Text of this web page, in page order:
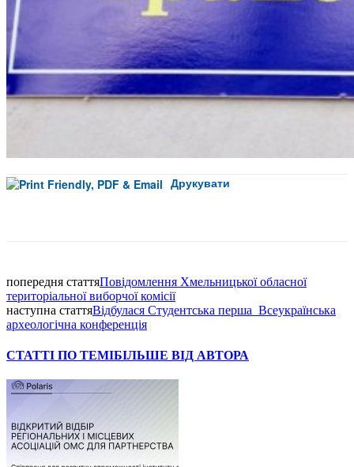
Друкувати
попередня статтяПовідомлення Хмельницької обласної
територіальної виборчої комісії
наступна статтяВідбулася Студентська перша Всеукраїнська
археологічна конференція
СТАТТІ ПО ТЕМІБІЛЬШЕ ВІД АВТОРА